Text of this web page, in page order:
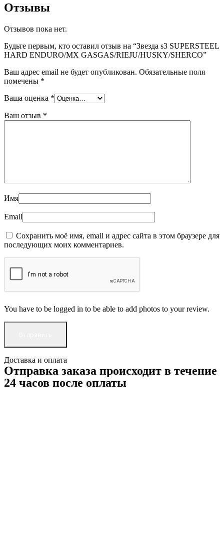
Отзывы
Отзывов пока нет.
Будьте первым, кто оставил отзыв на “Звезда s3 SUPERSTEEL
HARD ENDURO/MX GASGAS/RIEJU/HUSKY/SHERCO”
Ваш адрес email не будет опубликован. Обязательные поля
помечены *
Ваша оценка *
Ваш отзыв *
Имя
Email
Сохранить моё имя, email и адрес сайта в этом браузере для
последующих моих комментариев.
You have to be logged in to be able to add photos to your review.
Доставка и оплата
Отправка заказа происходит в течение
24 часов после оплаты